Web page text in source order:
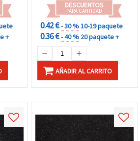
+
DESCUENTOS
PARA CANTIDAD
0.42 €- 30 %10-19 paquete
0.36 €- 40 % 20 paquete +
AÑADIR AL CARRITO